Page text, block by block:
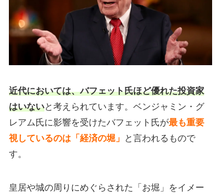
近代においては、バフェット氏ほど優れた投資家
はいないと考えられています。ベンジャミン・グ
レアム氏に影響を受けたバフェット氏が最も重要
視しているのは「経済の堀」
と言われるもので
す。
皇居や城の周りにめぐらされた「お堀」をイメー